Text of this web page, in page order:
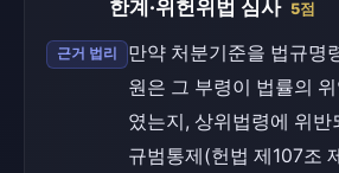
한계·위헌위법 심사 5점
근거 법리
만약 처분기준을 법규명
원은 그 부령이 법률의
였는지, 상위법령에 위반
규범통제(헌법 제107조